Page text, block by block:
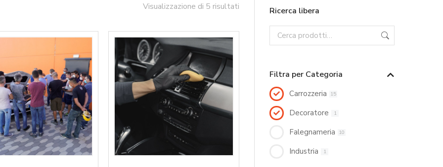
Visualizzazione di 5 risultati Ricerca libera
Filtra per Categoria
Carrozzeria 15
Decoratore 1
Falegnameria 10
Industria 1